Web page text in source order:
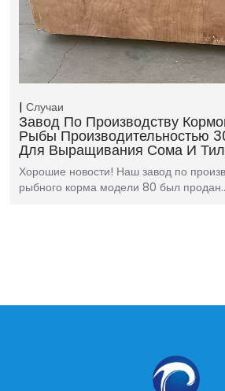
Случаи
Завод По Производству
Рыбы Производительностью
Для Выращивания Сома И
Хорошие новости! Наш завод по
рыбного корма модели 80 был